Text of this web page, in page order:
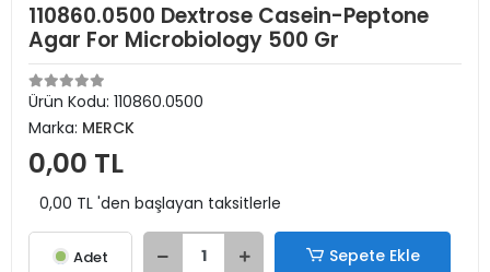
110860.0500 Dextrose Casein-Peptone
Agar For Microbiology 500 Gr
Ürün Kodu: 110860.0500
Marka: MERCK
0,00 TL
0,00 TL 'den başlayan taksitlerle
Adet Sepete Ekle